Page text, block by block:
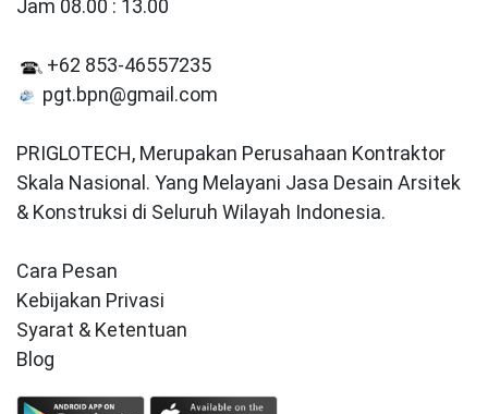
Jam 08.00 : 13.00
+62 853-46557235
pgt.bpn@gmail.com
PRIGLOTECH, Merupakan Perusahaan Kontraktor
Skala Nasional. Yang Melayani Jasa Desain Arsitek
& Konstruksi di Seluruh Wilayah Indonesia.
Cara Pesan
Kebijakan Privasi
Syarat & Ketentuan
Blog